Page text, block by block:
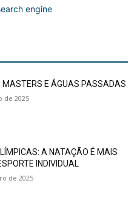
MASTERS E ÁGUAS PASSADAS
de 2025
A NATAÇÃO É MAIS
INDIVIDUAL
de 2025